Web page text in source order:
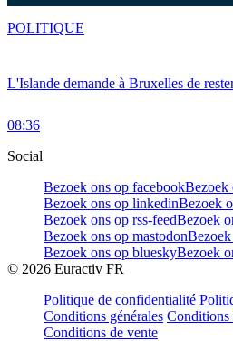
L'Islande demande à Bruxelles de
08:36
POLITIQUE
Social
Bezoek ons op facebookBezoek
Bezoek ons op linkedinBezoek
Bezoek ons op rss-feedBezoek
Bezoek ons op mastodon
Bezoek ons op blueskyBezoek
© 2026 Euractiv FR
Politique de confidentialité
Conditions générales Conditions
Conditions de vente